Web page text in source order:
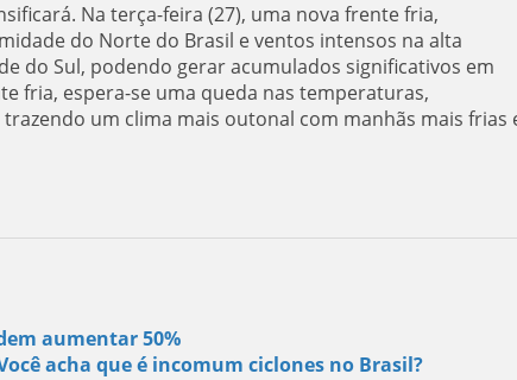
Na terça-feira (27), uma nova frente fria,
do Norte do Brasil e ventos intensos na alta
do Sul, podendo gerar acumulados significativos em
fria, espera-se uma queda nas temperaturas,
um clima mais outonal com manhãs mais frias
aumentar 50%
acha que é incomum ciclones no Brasil?